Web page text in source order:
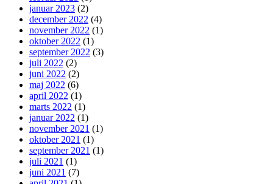
januar 2023 (2)
december 2022 (4)
november 2022 (1)
oktober 2022 (1)
september 2022 (3)
juli 2022 (2)
juni 2022 (2)
maj 2022 (6)
april 2022 (1)
marts 2022 (1)
januar 2022 (1)
november 2021 (1)
oktober 2021 (1)
september 2021 (1)
juli 2021 (1)
juni 2021 (7)